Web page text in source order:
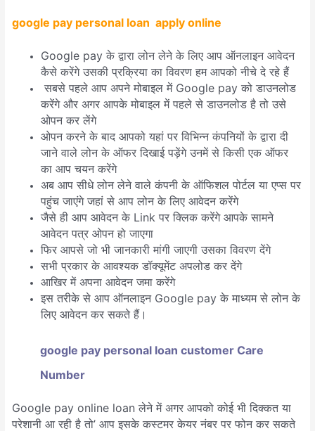
google pay personal loan apply online
Google pay के द्वारा लोन लेने के लिए आप ऑनलाइन आवेदन
कैसे करेंगे उसकी प्रक्रिया का विवरण हम आपको नीचे दे रहे हैं
सबसे पहले आप अपने मोबाइल में Google pay को डाउनलोड
करेंगे और अगर आपके मोबाइल में पहले से डाउनलोड है तो उसे
ओपन कर लेंगे
ओपन करने के बाद आपको यहां पर विभिन्न कंपनियों के द्वारा दी
जाने वाले लोन के ऑफर दिखाई पड़ेंगे उनमें से किसी एक ऑफर
का आप चयन करेंगे
अब आप सीधे लोन लेने वाले कंपनी के ऑफिशल पोर्टल या एप्स पर
पहुंच जाएंगे जहां से आप लोन के लिए आवेदन करेंगे
जैसे ही आप आवेदन के Link पर क्लिक करेंगे आपके सामने
आवेदन पत्र ओपन हो जाएगा
फिर आपसे जो भी जानकारी मांगी जाएगी उसका विवरण देंगे
सभी प्रकार के आवश्यक डॉक्यूमेंट अपलोड कर देंगे
आखिर में अपना आवेदन जमा करेंगे
इस तरीके से आप ऑनलाइन Google pay के माध्यम से लोन के
लिए आवेदन कर सकते हैं।
google pay personal loan customer Care
Number
Google pay online loan लेने में अगर आपको कोई भी दिक्कत या
परेशानी आ रही है तो’ आप इसके कस्टमर केयर नंबर पर फोन कर सकते